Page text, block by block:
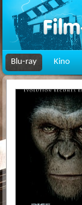
Blu-ray Kino